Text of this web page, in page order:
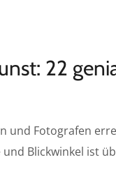
22
und Fotografen
Blickwinkel ist